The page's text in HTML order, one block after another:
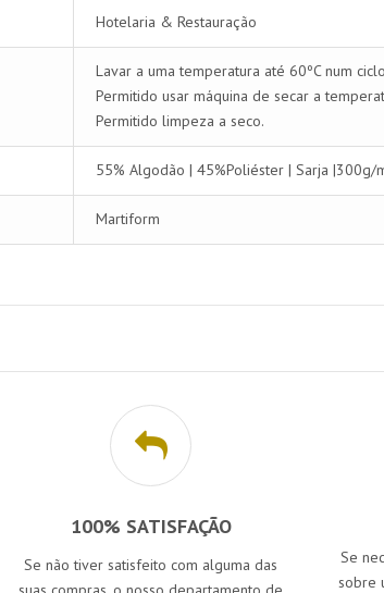
Hotelaria & Restauração
Lavar a uma temperatura até 60ºC num
Permitido usar máquina de secar a
Permitido limpeza a seco.
55% Algodão | 45%Poliéster | Sarja |300g/
Martiform
100% SATISFAÇÃO
Se não tiver satisfeito com alguma das
Se
sobre